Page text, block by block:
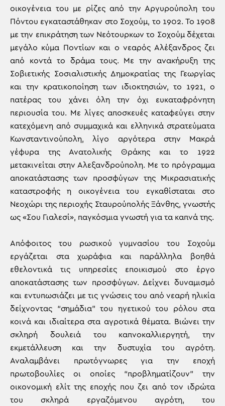
οικογένεια του με ρίζες από την Αργυρούπολη του
Πόντου εγκαταστάθηκαν στο Σοχούμ, το 1902. Το 1908
με την επικράτηση των Νεότουρκων το Σοχούμ δέχεται
μεγάλο κύμα Ποντίων και ο νεαρός Αλέξανδρος ζει
από κοντά το δράμα τους. Με την ανακήρυξη της
Σοβιετικής Σοσιαλιστικής Δημοκρατίας της Γεωργίας
και την κρατικοποίηση των ιδιοκτησιών, το 1921, ο
πατέρας του χάνει όλη την όχι ευκαταφρόνητη
περιουσία του. Με λίγες αποσκευές καταφεύγει στην
κατεχόμενη από συμμαχικά και ελληνικά στρατεύματα
Κωνσταντινούπολη, λίγο αργότερα στην Μακρά
γέφυρα της Ανατολικής Θράκης και το 1922
μετακινείται στην Αλεξανδρούπολη. Με το πρόγραμμα
αποκατάστασης των προσφύγων της Μικρασιατικής
καταστροφής η οικογένεια του εγκαθίσταται στο
Νεοχώρι της περιοχής Σταυρούπολής Ξάνθης, γνωστής
ως «Σου Γιαλεσί», παγκόσμια γνωστή για τα καπνά της.
Απόφοιτος του ρωσικού γυμνασίου του Σοχούμ
εργάζεται στα χωράφια και παράλληλα βοηθά
εθελοντικά τις υπηρεσίες εποικισμού στο έργο
αποκατάστασης των προσφύγων. Δείχνει δυναμισμό
και εντυπωσιάζει με τις γνώσεις του από νεαρή ηλικία
δείχνοντας “σημάδια” του ηγετικού του ρόλου στα
κοινά και ιδιαίτερα στα αγροτικά θέματα. Βιώνει την
σκληρή δουλειά του καπνοκαλλιεργητή, την
εκμετάλλευση και την δυστυχία του αγρότη.
Αναλαμβάνει πρωτόγνωρες για την εποχή
πρωτοβουλίες οι οποίες “προβληματίζουν” την
οικονομική ελίτ της εποχής που ζει από τον ιδρώτα
του σκληρά εργαζόμενου αγρότη, του